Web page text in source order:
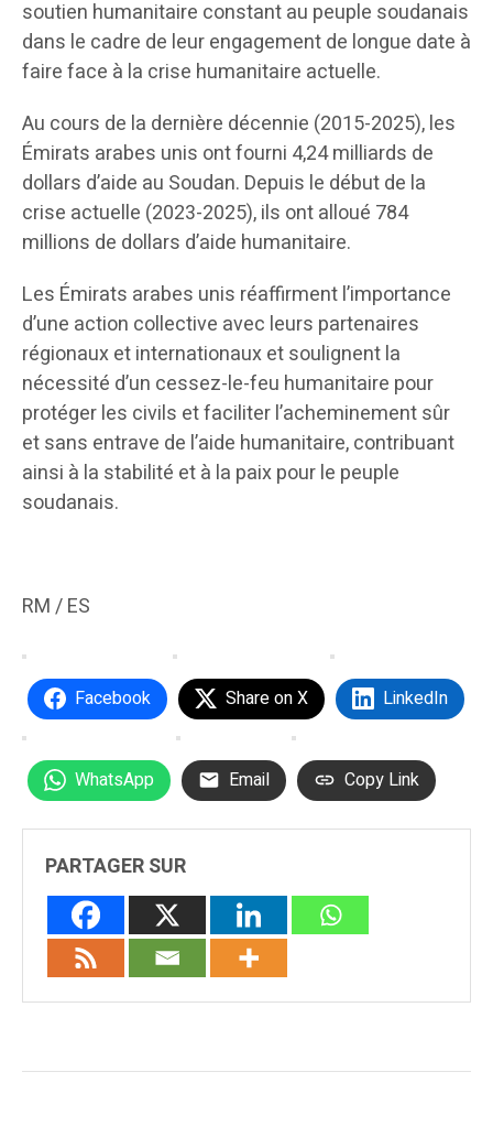
soutien humanitaire constant au peuple soudanais
dans le cadre de leur engagement de longue date à
faire face à la crise humanitaire actuelle.
Au cours de la dernière décennie (2015-2025), les
Émirats arabes unis ont fourni 4,24 milliards de
dollars d’aide au Soudan. Depuis le début de la
crise actuelle (2023-2025), ils ont alloué 784
millions de dollars d’aide humanitaire.
Les Émirats arabes unis réaffirment l’importance
d’une action collective avec leurs partenaires
régionaux et internationaux et soulignent la
nécessité d’un cessez-le-feu humanitaire pour
protéger les civils et faciliter l’acheminement sûr
et sans entrave de l’aide humanitaire, contribuant
ainsi à la stabilité et à la paix pour le peuple
soudanais.
RM / ES
Facebook Share on X LinkedIn
WhatsApp Email Copy Link
PARTAGER SUR